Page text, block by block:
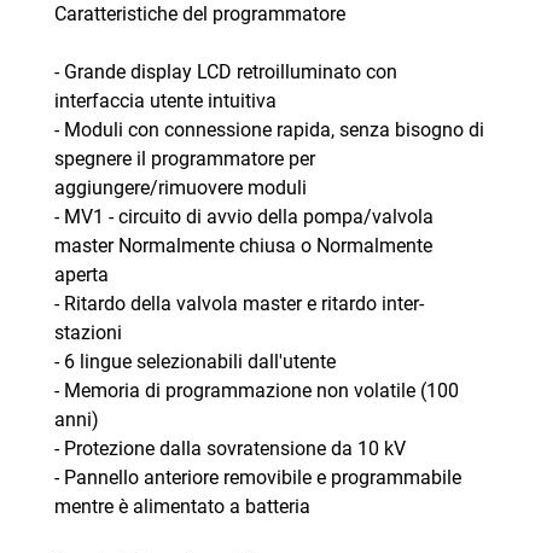
Caratteristiche del programmatore
- Grande display LCD retroilluminato con
interfaccia utente intuitiva
- Moduli con connessione rapida, senza bisogno di
spegnere il programmatore per
aggiungere/rimuovere moduli
- MV1 - circuito di avvio della pompa/valvola
master Normalmente chiusa o Normalmente
aperta
- Ritardo della valvola master e ritardo inter-
stazioni
- 6 lingue selezionabili dall'utente
- Memoria di programmazione non volatile (100
anni)
- Protezione dalla sovratensione da 10 kV
- Pannello anteriore removibile e programmabile
mentre è alimentato a batteria